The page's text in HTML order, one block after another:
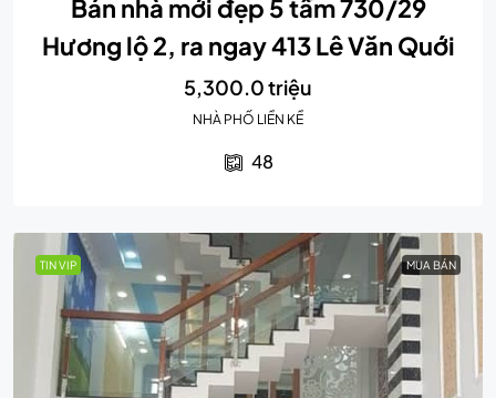
Bán nhà mới đẹp 5 tấm 730/29
Hương lộ 2, ra ngay 413 Lê Văn Quới
5,300.0 triệu
NHÀ PHỐ LIỀN KỀ
48
TIN VIP MUA BÁN